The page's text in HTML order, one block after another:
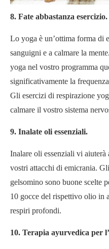
8. Fate abbastanza esercizio.
Lo yoga è un’ottima forma di
sanguigni e a calmare la
yoga nel vostro programma
significativamente la
Gli esercizi di respirazione
calmare il vostro sistema
9. Inalate oli essenziali.
Inalare oli essenziali vi
vostri attacchi di emicrania.
gelsomino sono buone scelte
10 gocce del rispettivo olio in
respiri profondi.
10. Terapia ayurvedica per